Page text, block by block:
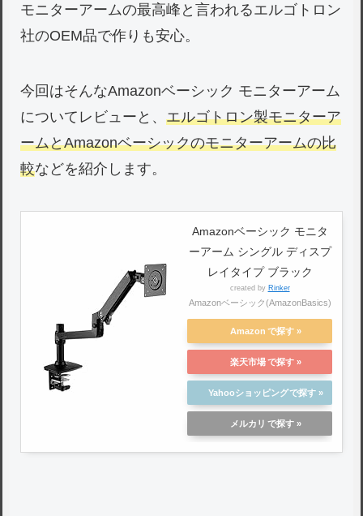
モニターアームの最高峰と言われるエルゴトロン
社のOEM品で作りも安心。
今回はそんなAmazonベーシック モニターアーム
についてレビューと、エルゴトロン製モニターア
ームとAmazonベーシックのモニターアームの比
較などを紹介します。
Amazonベーシック モニタ
ーアーム シングル ディスプ
レイタイプ ブラック
created by Rinker
Amazonベーシック(AmazonBasics)
Amazon
楽天市場
Yahooショッピング
メルカリ